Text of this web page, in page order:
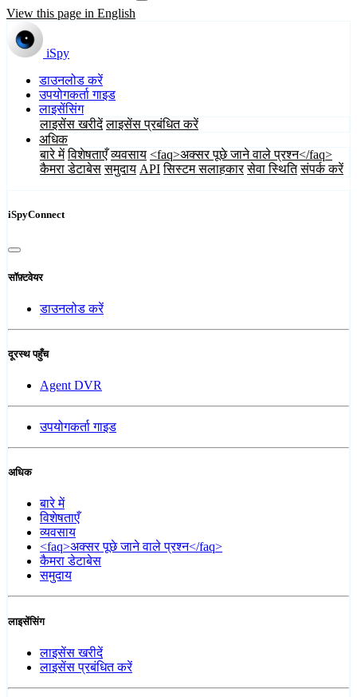
View this page in English
iSpy
डाउनलोड करें
उपयोगकर्ता गाइड
लाइसेंसिंग
लाइसेंस खरीदें लाइसेंस प्रबंधित करें
अधिक
बारे में विशेषताएँ व्यवसाय <faq>अक्सर पूछे जाने वाले प्रश्न</faq>
कैमरा डेटाबेस समुदाय API सिस्टम सलाहकार सेवा स्थिति संपर्क करें
iSpyConnect
सॉफ़्टवेयर
डाउनलोड करें
दूरस्थ पहुँच
Agent DVR
उपयोगकर्ता गाइड
अधिक
बारे में
विशेषताएँ
व्यवसाय
<faq>अक्सर पूछे जाने वाले प्रश्न</faq>
कैमरा डेटाबेस
समुदाय
लाइसेंसिंग
लाइसेंस खरीदें
लाइसेंस प्रबंधित करें